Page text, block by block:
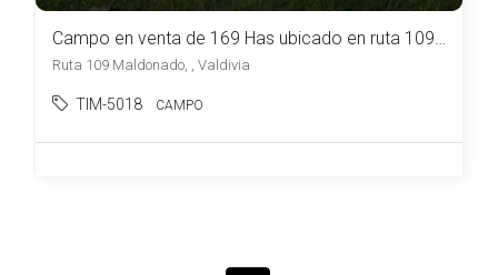
Campo en venta de 169 Has ubicado en ruta 109 próximo a zona de Valdivia
Ruta 109 Maldonado, , Valdivia
TIM-5018 CAMPO